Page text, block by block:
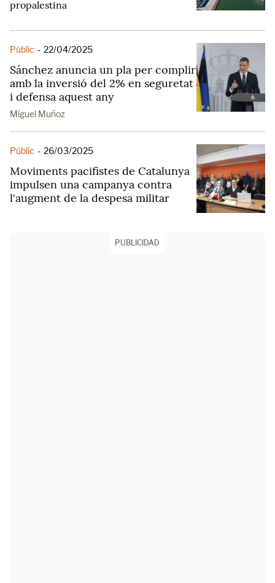
propalestina
Públic - 22/04/2025
Sánchez anuncia un pla per complir
amb la inversió del 2% en seguretat
i defensa aquest any
Miguel Muñoz
Públic - 26/03/2025
Moviments pacifistes de Catalunya
impulsen una campanya contra
l'augment de la despesa militar
PUBLICIDAD